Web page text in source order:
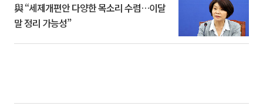
與 “세제개편안 다양한 목소리 수렴…이달
말 정리 가능성”